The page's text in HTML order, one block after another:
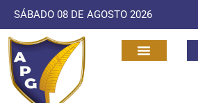
SÁBADO 08 DE AGOSTO 2026